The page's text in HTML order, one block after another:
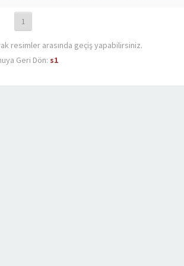
1
resimler arasında geçiş yapabilirsiniz.
Geri Dön: s1